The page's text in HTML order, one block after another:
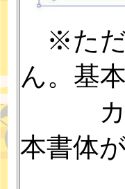
※ただ
ん。基
カッ
本書体